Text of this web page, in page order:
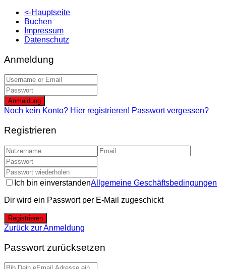
<-Hauptseite
Buchen
Impressum
Datenschutz
Anmeldung
Anmeldung
Noch kein Konto? Hier registrieren! Passwort vergessen?
Registrieren
Ich bin einverstandenAllgemeine Geschäftsbedingungen
Dir wird ein Passwort per E-Mail zugeschickt
Registrieren
Zurück zur Anmeldung
Passwort zurücksetzen